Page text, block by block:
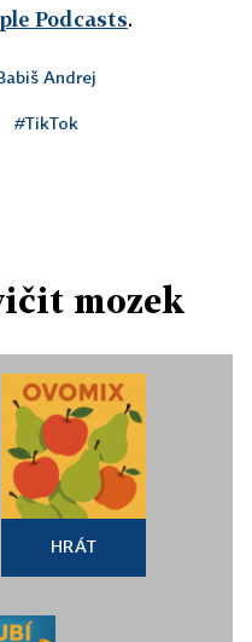
Podcasts.
Andrej
#TikTok
mozek
HRÁT